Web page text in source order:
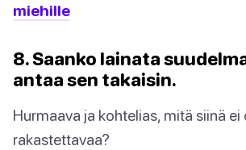
miehille
8. Saanko lainata
antaa sen takaisin.
Hurmaava ja kohtelias, mitä siinä ei
rakastettavaa?